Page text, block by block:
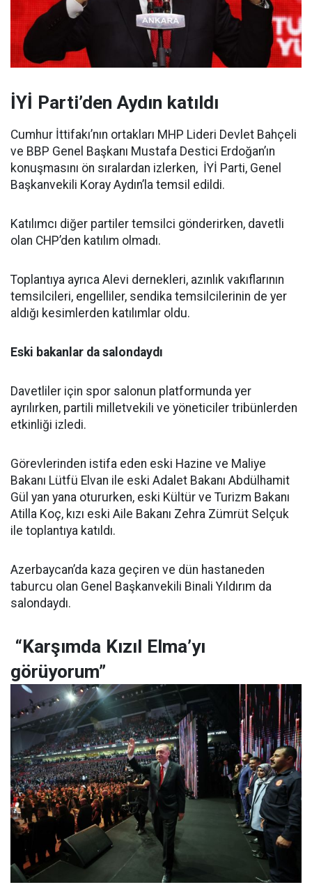
İYİ Parti’den Aydın katıldı
Cumhur İttifakı’nın ortakları MHP Lideri Devlet Bahçeli
ve BBP Genel Başkanı Mustafa Destici Erdoğan’ın
konuşmasını ön sıralardan izlerken, İYİ Parti, Genel
Başkanvekili Koray Aydın’la temsil edildi.
Katılımcı diğer partiler temsilci gönderirken, davetli
olan CHP’den katılım olmadı.
Toplantıya ayrıca Alevi dernekleri, azınlık vakıflarının
temsilcileri, engelliler, sendika temsilcilerinin de yer
aldığı kesimlerden katılımlar oldu.
Eski bakanlar da salondaydı
Davetliler için spor salonun platformunda yer
ayrılırken, partili milletvekili ve yöneticiler tribünlerden
etkinliği izledi.
Görevlerinden istifa eden eski Hazine ve Maliye
Bakanı Lütfü Elvan ile eski Adalet Bakanı Abdülhamit
Gül yan yana otururken, eski Kültür ve Turizm Bakanı
Atilla Koç, kızı eski Aile Bakanı Zehra Zümrüt Selçuk
ile toplantıya katıldı.
Azerbaycan’da kaza geçiren ve dün hastaneden
taburcu olan Genel Başkanvekili Binali Yıldırım da
salondaydı.
“Karşımda Kızıl Elma’yı
görüyorum”